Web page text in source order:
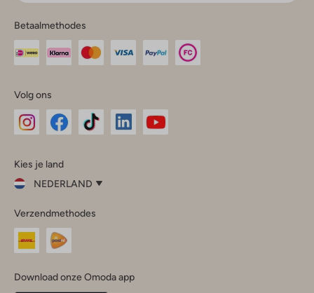
Betaalmethodes
Volg ons
InstagramFacebook
Kies je land
NEDERLAND
je
land
Nederland
Belgique(Français)
Verzendmethodes
Download onze Omoda app